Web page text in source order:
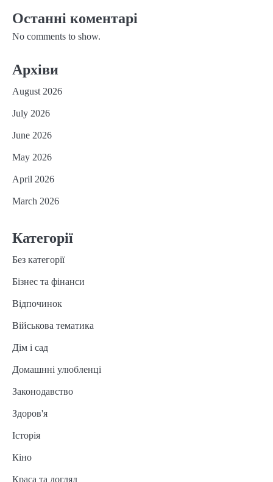
Останні коментарі
No comments to show.
Архіви
August 2026
July 2026
June 2026
May 2026
April 2026
March 2026
Категорії
Без категорії
Бізнес та фінанси
Відпочинок
Військова тематика
Дім і сад
Домашнні улюбленці
Законодавство
Здоров'я
Історія
Кіно
Краса та догляд